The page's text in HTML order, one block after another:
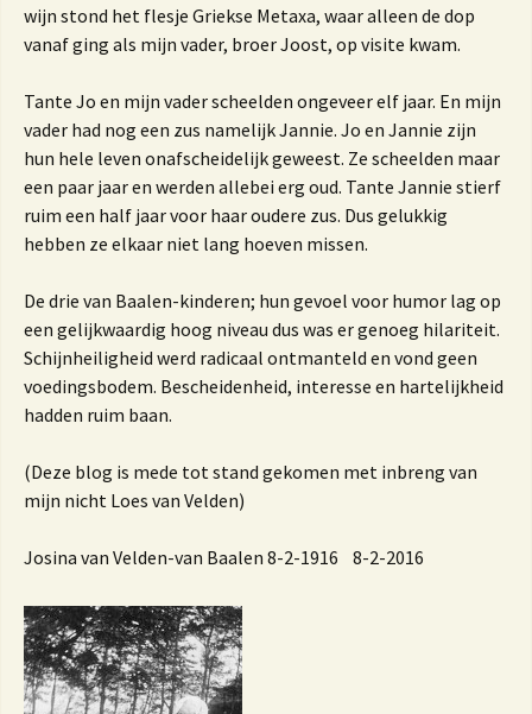
wijn stond het flesje Griekse Metaxa, waar alleen de dop
vanaf ging als mijn vader, broer Joost, op visite kwam.
Tante Jo en mijn vader scheelden ongeveer elf jaar. En mijn
vader had nog een zus namelijk Jannie. Jo en Jannie zijn
hun hele leven onafscheidelijk geweest. Ze scheelden maar
een paar jaar en werden allebei erg oud. Tante Jannie stierf
ruim een half jaar voor haar oudere zus. Dus gelukkig
hebben ze elkaar niet lang hoeven missen.
De drie van Baalen-kinderen; hun gevoel voor humor lag op
een gelijkwaardig hoog niveau dus was er genoeg hilariteit.
Schijnheiligheid werd radicaal ontmanteld en vond geen
voedingsbodem. Bescheidenheid, interesse en hartelijkheid
hadden ruim baan.
(Deze blog is mede tot stand gekomen met inbreng van
mijn nicht Loes van Velden)
Josina van Velden-van Baalen 8-2-1916 8-2-2016